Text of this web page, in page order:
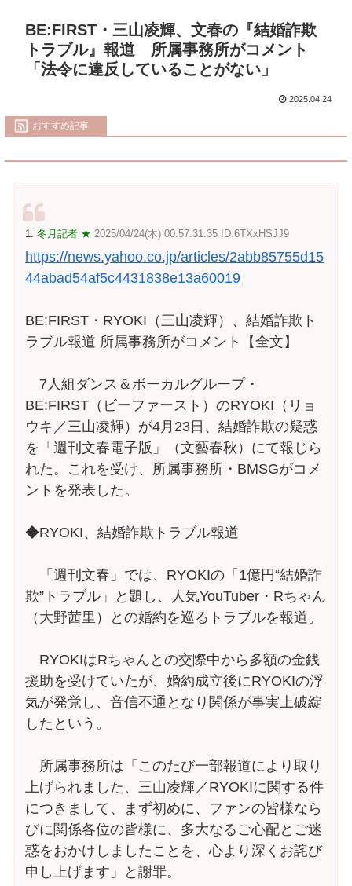
BE:FIRST・三山凌輝、文春の『結婚詐欺
トラブル』報道 所属事務所がコメント
「法令に違反していることがない」
2025.04.24
おすすめ記事
1: 冬月記者 ★ 2025/04/24(木) 00:57:31.35 ID:6TXxHSJJ9
https://news.yahoo.co.jp/articles/2abb85755d15
44abad54af5c4431838e13a60019
BE:FIRST・RYOKI（三山凌輝）、結婚詐欺ト
ラブル報道 所属事務所がコメント【全文】
7人組ダンス＆ボーカルグループ・
BE:FIRST（ビーファースト）のRYOKI（リョ
ウキ／三山凌輝）が4月23日、結婚詐欺の疑惑
を「週刊文春電子版」（文藝春秋）にて報じら
れた。これを受け、所属事務所・BMSGがコメ
ントを発表した。
◆RYOKI、結婚詐欺トラブル報道
「週刊文春」では、RYOKIの「1億円“結婚詐
欺”トラブル」と題し、人気YouTuber・Rちゃん
（大野茜里）との婚約を巡るトラブルを報道。
RYOKIはRちゃんとの交際中から多額の金銭
援助を受けていたが、婚約成立後にRYOKIの浮
気が発覚し、音信不通となり関係が事実上破綻
したという。
所属事務所は「このたび一部報道により取り
上げられました、三山凌輝／RYOKIに関する件
につきまして、まず初めに、ファンの皆様なら
びに関係各位の皆様に、多大なるご心配とご迷
惑をおかけしましたことを、心より深くお詫び
申し上げます」と謝罪。